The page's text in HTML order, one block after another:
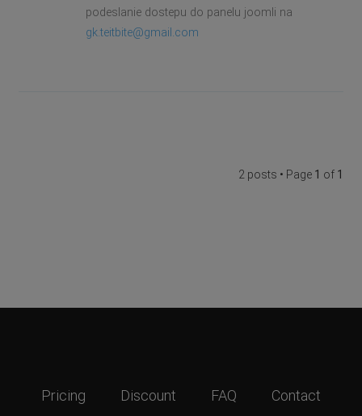
podeslanie dostepu do panelu joomli na
gk.teitbite@gmail.com
2 posts • Page 1 of 1
Pricing Discount FAQ Contact